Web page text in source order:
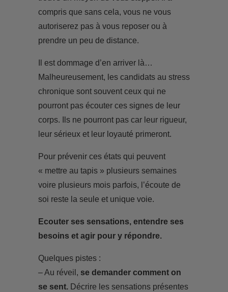
compris que sans cela, vous ne vous
autoriserez pas à vous reposer ou à
prendre un peu de distance.
Il est dommage d’en arriver là…
Malheureusement, les candidats au stress
chronique sont souvent ceux qui ne
pourront pas écouter ces signes de leur
corps. Ils ne pourront pas car leur rigueur,
leur sérieux et leur loyauté primeront.
Pour prévenir ces états qui peuvent
« mettre au tapis » plusieurs semaines
voire plusieurs mois parfois, l’écoute de
soi reste la seule et unique voie.
Ecouter ses sensations, entendre ses
besoins et agir pour y répondre.
Quelques pistes :
– Au réveil, se demander comment on
se sent.Décrire les sensations présentes